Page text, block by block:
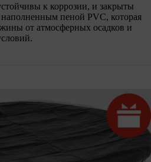
к коррозии, и закрыты
пеной PVC, которая
от атмосферных осадков и